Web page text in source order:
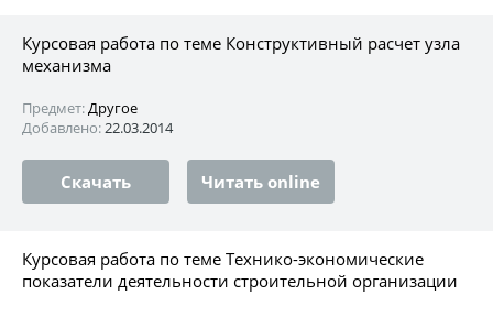
Курсовая работа по теме Конструктивный расчет узла
механизма
Предмет:Другое
Добавлено:22.03.2014
Скачать Читать online
Курсовая работа по теме Технико-экономические
показатели деятельности строительной организации